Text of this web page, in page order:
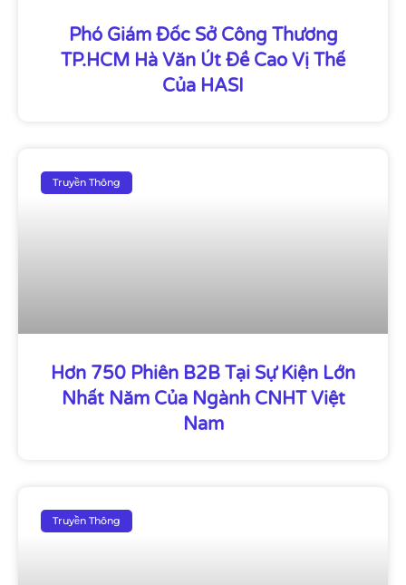
Phó Giám Đốc Sở Công Thương
TP.HCM Hà Văn Út Đề Cao Vị Thế
Của HASI
Truyền Thông
Hơn 750 Phiên B2B Tại Sự Kiện Lớn
Nhất Năm Của Ngành CNHT Việt
Nam
Truyền Thông